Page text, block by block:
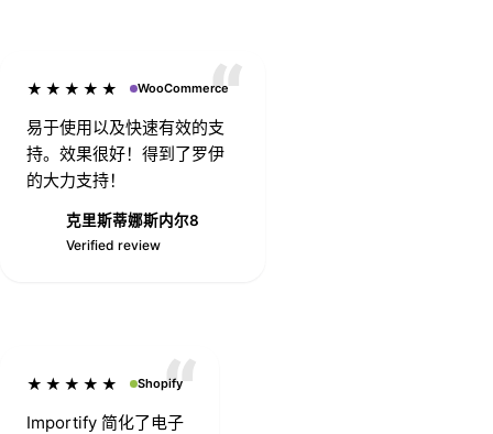
★★★★★ WooCommerce
易于使用以及快速有效的支
持。效果很好！得到了罗伊
的大力支持！
克里斯蒂娜斯内尔8
Verified review
萌123
Verified review
★★★★★ Shopify
Importify 简化了电子